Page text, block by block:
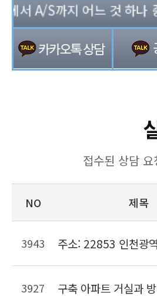
서 A/S까지 어느 것 하나
접수된 상담
NO 제목
3943
3927